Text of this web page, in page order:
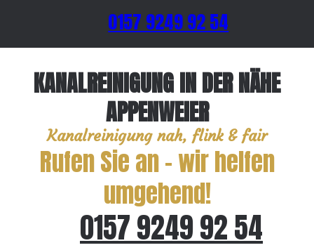
0157 9249 92 54
KANALREINIGUNG IN DER NÄHE
APPENWEIER
Kanalreinigung nah, flink & fair
Rufen Sie an – wir helfen
umgehend!
0157 9249 92 54